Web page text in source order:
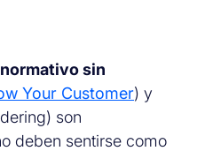
sin
Your Customer) y
son
deben sentirse como